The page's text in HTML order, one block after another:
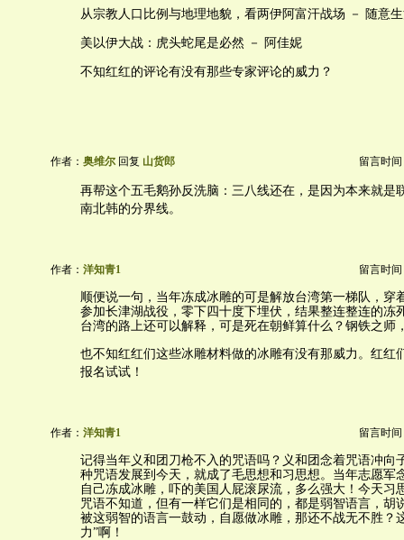
从宗教人口比例与地理地貌，看两伊阿富汗战场 － 随意
美以伊大战：虎头蛇尾是必然 － 阿佳妮
不知红红的评论有没有那些专家评论的威力？
作者： 奥维尔 回复 山货郎 留言时间
再帮这个五毛鹅孙反洗脑：三八线还在，是因为本来就是
南北韩的分界线。
作者： 洋知青1 留言时间
顺便说一句，当年冻成冰雕的可是解放台湾第一梯队，穿
参加长津湖战役，零下四十度下埋伏，结果整连整连的冻
台湾的路上还可以解释，可是死在朝鲜算什么？钢铁之师
也不知红红们这些冰雕材料做的冰雕有没有那威力。红红
报名试试！
作者： 洋知青1 留言时间
记得当年义和团刀枪不入的咒语吗？义和团念着咒语冲向
种咒语发展到今天，就成了毛思想和习思想。当年志愿军
自己冻成冰雕，吓的美国人屁滚尿流，多么强大！今天习
咒语不知道，但有一样它们是相同的，都是弱智语言，胡
被这弱智的语言一鼓动，自愿做冰雕，那还不战无不胜？
力”啊！